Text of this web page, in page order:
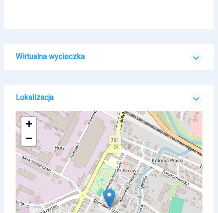
Wirtualna wycieczka
Lokalizacja
+
−